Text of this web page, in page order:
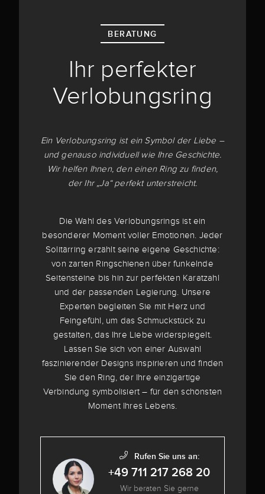
BERATUNG
Ihr perfekter
Verlobungsring
Ein Verlobungsring ist ein Symbol der Liebe –
und genauso individuell wie Ihre Geschichte.
Wir helfen Ihnen, den einen Ring zu finden,
der Ihr „Ja“ perfekt unterstreicht.
Die Wahl des Verlobungsrings ist ein
besonderer Moment voller Emotionen. Jeder
Solitärring erzählt seine eigene Geschichte:
von zarten Ringschienen über funkelnde
Seitensteine bis hin zur perfekten Karatzahl
und der passenden Legierung. Unsere
Experten begleiten Sie mit Herz und
Feingefühl, um das Schmuckstück zu
gestalten, das Ihre Liebe widerspiegelt.
Lassen Sie sich von einer Auswahl
faszinierender Designs inspirieren und finden
Sie den Ring, der Ihre einzigartige
Verbindung symbolisiert – für den schönsten
Moment Ihres Lebens.
Rufen Sie uns an:
+49 711 217 268 20
Wir beraten Sie gerne